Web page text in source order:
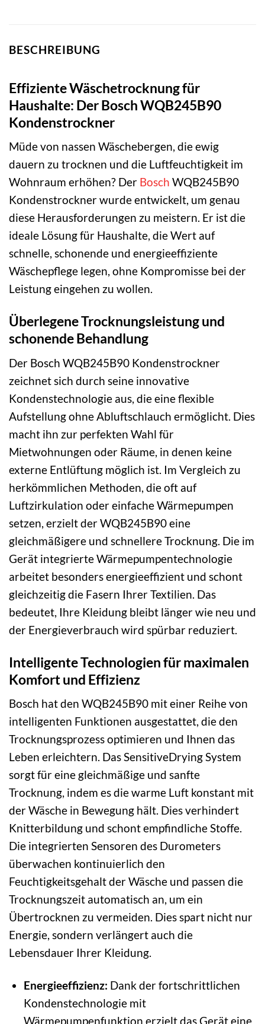
BESCHREIBUNG
Effiziente Wäschetrocknung für
Haushalte: Der Bosch WQB245B90
Kondenstrockner
Müde von nassen Wäschebergen, die ewig
dauern zu trocknen und die Luftfeuchtigkeit im
Wohnraum erhöhen? Der Bosch WQB245B90
Kondenstrockner wurde entwickelt, um genau
diese Herausforderungen zu meistern. Er ist die
ideale Lösung für Haushalte, die Wert auf
schnelle, schonende und energieeffiziente
Wäschepflege legen, ohne Kompromisse bei der
Leistung eingehen zu wollen.
Überlegene Trocknungsleistung und
schonende Behandlung
Der Bosch WQB245B90 Kondenstrockner
zeichnet sich durch seine innovative
Kondenstechnologie aus, die eine flexible
Aufstellung ohne Abluftschlauch ermöglicht. Dies
macht ihn zur perfekten Wahl für
Mietwohnungen oder Räume, in denen keine
externe Entlüftung möglich ist. Im Vergleich zu
herkömmlichen Methoden, die oft auf
Luftzirkulation oder einfache Wärmepumpen
setzen, erzielt der WQB245B90 eine
gleichmäßigere und schnellere Trocknung. Die im
Gerät integrierte Wärmepumpentechnologie
arbeitet besonders energieeffizient und schont
gleichzeitig die Fasern Ihrer Textilien. Das
bedeutet, Ihre Kleidung bleibt länger wie neu und
der Energieverbrauch wird spürbar reduziert.
Intelligente Technologien für maximalen
Komfort und Effizienz
Bosch hat den WQB245B90 mit einer Reihe von
intelligenten Funktionen ausgestattet, die den
Trocknungsprozess optimieren und Ihnen das
Leben erleichtern. Das SensitiveDrying System
sorgt für eine gleichmäßige und sanfte
Trocknung, indem es die warme Luft konstant mit
der Wäsche in Bewegung hält. Dies verhindert
Knitterbildung und schont empfindliche Stoffe.
Die integrierten Sensoren des Durometers
überwachen kontinuierlich den
Feuchtigkeitsgehalt der Wäsche und passen die
Trocknungszeit automatisch an, um ein
Übertrocknen zu vermeiden. Dies spart nicht nur
Energie, sondern verlängert auch die
Lebensdauer Ihrer Kleidung.
Energieeffizienz: Dank der fortschrittlichen
Kondenstechnologie mit
Wärmepumpenfunktion erzielt das Gerät eine